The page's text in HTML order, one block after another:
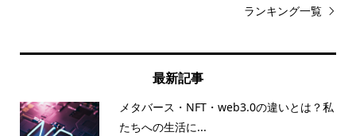
ランキング一覧
最新記事
メタバース・NFT・web3.0の違いとは？私
たちへの生活に...